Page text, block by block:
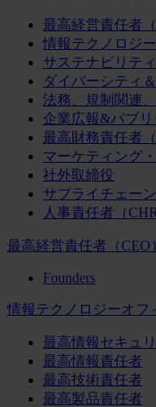
最高経営責任者（
情報テクノロジ
サステナビリティ
ダイバーシティ
法務、規制関連
企業広報&パブ
最高財務責任者（
マーケティング
社外取締役
サプライチェーン
人事責任者（
最高経営責任者（CEO
Founders
情報テクノロジーオフ
最高情報セキュ
最高情報責任者
最高技術責任者
最高製品責任者